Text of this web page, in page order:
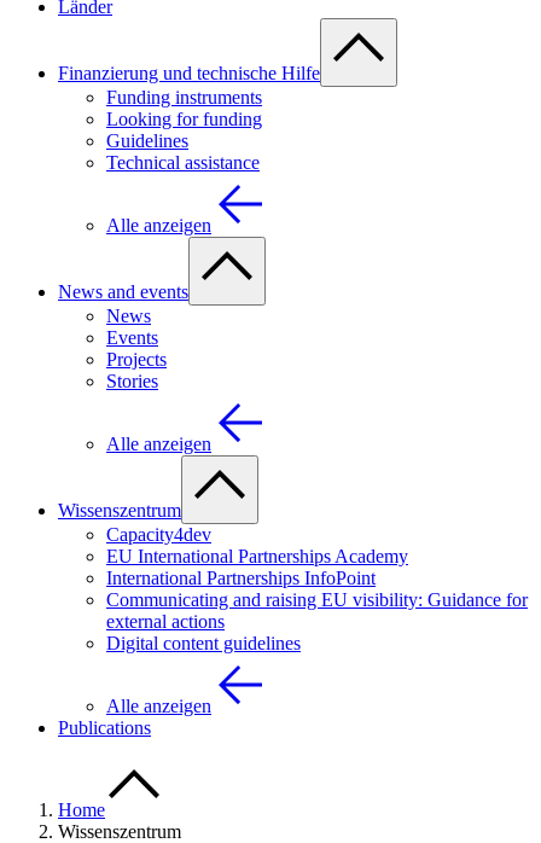
Länder
Finanzierung und technische Hilfe
Funding instruments
Looking for funding
Guidelines
Technical assistance
Alle anzeigen
News and events
News
Events
Projects
Stories
Alle anzeigen
Wissenszentrum
Capacity4dev
EU International Partnerships Academy
International Partnerships InfoPoint
Communicating and raising EU visibility: Guidance for
external actions
Digital content guidelines
Alle anzeigen
Publications
Home
Wissenszentrum